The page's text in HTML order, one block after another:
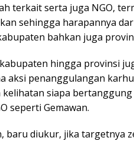
terkait serta juga NGO,
sehingga harapannya
bahkan juga
hingga provinsi
aksi penanggulangan
siapa
seperti Gemawan.
baru diukur, jika targetnya